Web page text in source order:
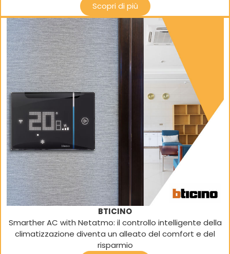
Scopri di più
BTICINO
Smarther AC with Netatmo: il controllo intelligente della
climatizzazione diventa un alleato del comfort e del
risparmio